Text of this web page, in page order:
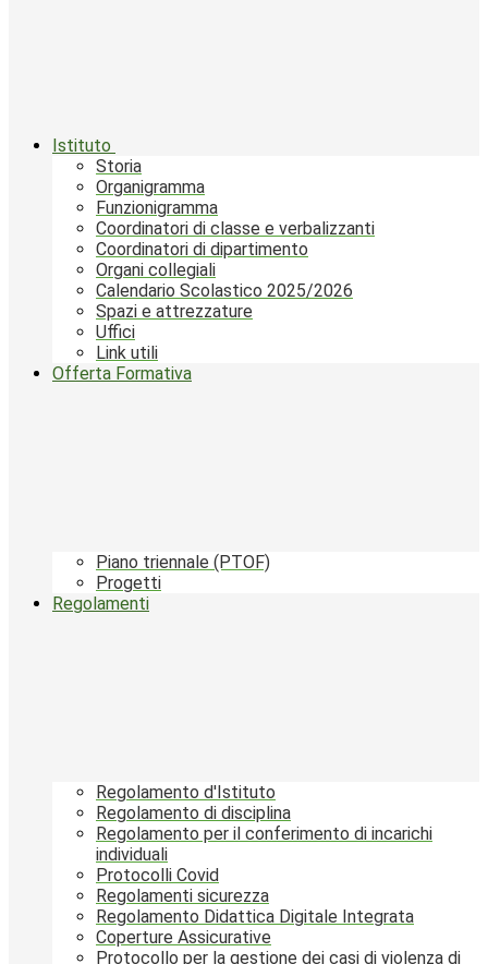
Istituto
Storia
Organigramma
Funzionigramma
Coordinatori di classe e verbalizzanti
Coordinatori di dipartimento
Organi collegiali
Calendario Scolastico 2025/2026
Spazi e attrezzature
Uffici
Link utili
Offerta Formativa
Piano triennale (PTOF)
Progetti
Regolamenti
Regolamento d'Istituto
Regolamento di disciplina
Regolamento per il conferimento di incarichi
individuali
Protocolli Covid
Regolamenti sicurezza
Regolamento Didattica Digitale Integrata
Coperture Assicurative
Protocollo per la gestione dei casi di violenza di